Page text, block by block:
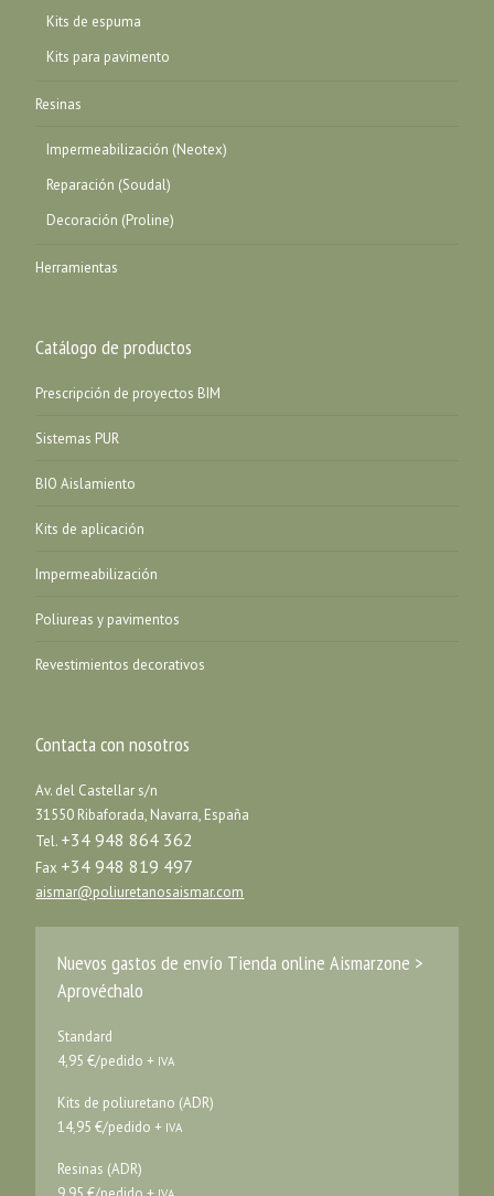
Kits de espuma
Kits para pavimento
Resinas
Impermeabilización (Neotex)
Reparación (Soudal)
Decoración (Proline)
Herramientas
Catálogo de productos
Prescripción de proyectos BIM
Sistemas PUR
BIO Aislamiento
Kits de aplicación
Impermeabilización
Poliureas y pavimentos
Revestimientos decorativos
Contacta con nosotros
Av. del Castellar s/n
31550 Ribaforada, Navarra, España
Tel. +34 948 864 362
Fax +34 948 819 497
aismar@poliuretanosaismar.com
Nuevos gastos de envío Tienda online Aismarzone >
Aprovéchalo
Standard
4,95 €/pedido + IVA
Kits de poliuretano (ADR)
14,95 €/pedido + IVA
Resinas (ADR)